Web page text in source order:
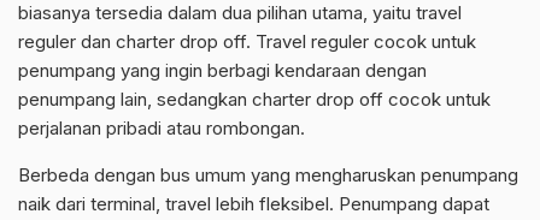
biasanya tersedia dalam dua pilihan utama, yaitu travel
reguler dan charter drop off. Travel reguler cocok untuk
penumpang yang ingin berbagi kendaraan dengan
penumpang lain, sedangkan charter drop off cocok untuk
perjalanan pribadi atau rombongan.
Berbeda dengan bus umum yang mengharuskan penumpang
naik dari terminal, travel lebih fleksibel. Penumpang dapat